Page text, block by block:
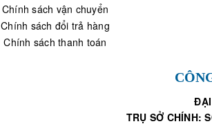
Chính sách vận chuyển
Chính sách đổi trả hàng
Chính sách thanh toán
TRỤ SỞ CHÍNH: